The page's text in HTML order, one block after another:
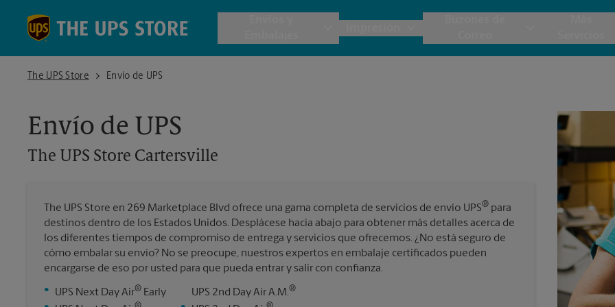
Envío Internacional
Cajas y Suministros de Mudanza
Garantía de Embalaje y Envío
Todos los Servicios de Envío y Embalaje
Tarjetas Postales
Tarjetas Comerciales
The UPS Store
The UPS Store Cartersville
Envío de UPS
Envío de UPS
The UPS Store Cartersville
The UPS Store en 269 Marketplace Blvd ofrece una gama completa de servicios de envío UPS® para
destinos dentro de los Estados Unidos. Desplácese hacia abajo para obtener más detalles acerca de
los diferentes tiempos de compromiso de entrega y servicios que ofrecemos. ¿No está seguro de
cómo embalar su envío? No se preocupe, nuestros expertos en embalaje certificados pueden
encargarse de eso por usted para que pueda entrar y salir con confianza.
•
UPS Next Day Air® Early
UPS 2nd Day Air A.M.®